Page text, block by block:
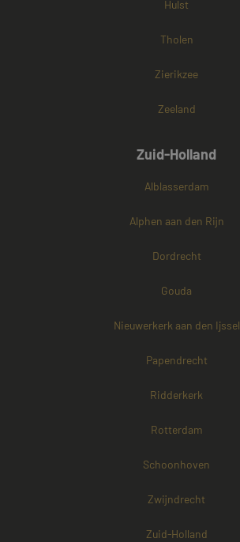
Hulst
Tholen
Zierikzee
Zeeland
Zuid-Holland
Alblasserdam
Alphen aan den Rijn
Dordrecht
Gouda
Nieuwerkerk aan den Ijssel
Papendrecht
Ridderkerk
Rotterdam
Schoonhoven
Zwijndrecht
Zuid-Holland